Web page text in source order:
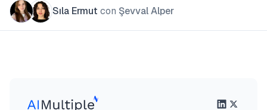
Sıla Ermut con Şevval Alper